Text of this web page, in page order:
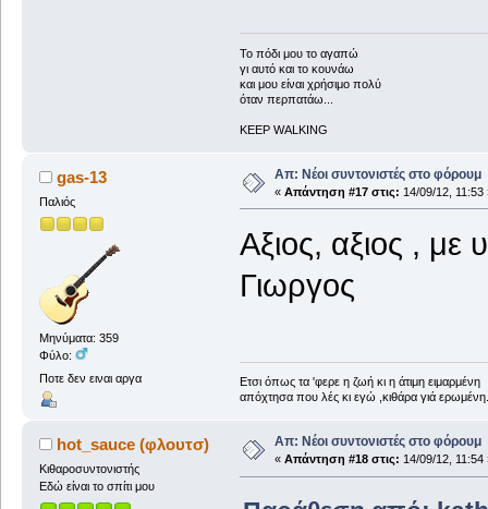
To πόδι μου το αγαπώ
γι αυτό και το κουνάω
και μου είναι χρήσιμο πολύ
όταν περπατάω...
KEEP WALKING
gas-13
Παλιός
Μηνύματα: 359
Φύλο:
Ποτε δεν ειναι αργα
Απ: Νέοι συντονιστές στο φόρουμ
« Απάντηση #17 στις: 14/09/12, 11:53
Αξιος, αξιος , με
Γιωργος
Ετσι όπως τα 'φερε η ζωή κι η άτιμη ειμαρμένη
απόχτησα που λές κι εγώ ,κιθάρα γιά ερωμένη.
hot_sauce (φλουτσ)
Κιθαροσυντονιστής
Εδώ είναι το σπίτι μου
Απ: Νέοι συντονιστές στο φόρουμ
« Απάντηση #18 στις: 14/09/12, 11:54